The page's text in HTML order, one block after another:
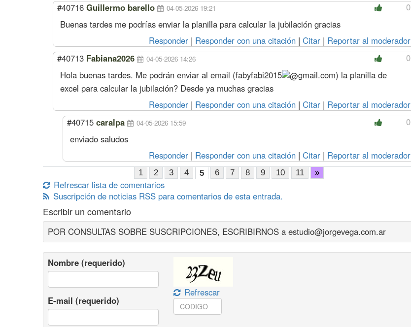
0
#40716 Guillermo barello 04-05-2026 19:21
Buenas tardes me podrías enviar la planilla para calcular la jubilación gracias
Responder | Responder con una citación | Citar | Reportar al moderador
0
#40713 Fabiana2026 04-05-2026 14:26
Hola buenas tardes. Me podrán enviar al email (fabyfabi2015 gmail.com) la planilla de
excel para calcular la jubilación? Desde ya muchas gracias
Responder | Responder con una citación | Citar | Reportar al moderador
0
#40715 caralpa 04-05-2026 15:59
enviado saludos
Responder | Responder con una citación | Citar | Reportar al moderador
1 2 3 4 5 6 7 8 9 10 11 »
Refrescar lista de comentarios
Suscripción de noticias RSS para comentarios de esta entrada.
Escribir un comentario
POR CONSULTAS SOBRE SUSCRIPCIONES, ESCRIBIRNOS a estudio@jorgevega.com.ar
Nombre (requerido)
E-mail (requerido)
Refrescar